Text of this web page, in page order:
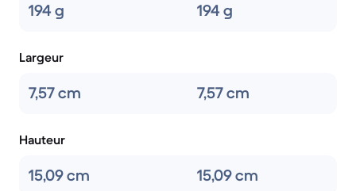
194 g 194 g
Largeur
7,57 cm 7,57 cm
Hauteur
15,09 cm 15,09 cm